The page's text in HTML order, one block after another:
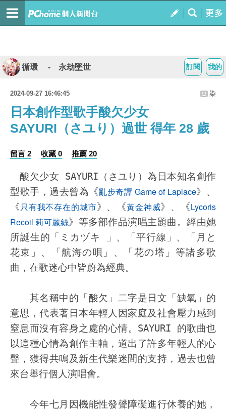
我的
訂閱
循環 - 永劫墜世
2024-09-27 16:46:45 染
日本創作型歌手酸欠少女
SAYURI（さユり）過世 得年 28 歲
留言 2 收藏 0 推薦 20
酸欠少女 SAYURI（さユり）為日本知名創作
型歌手，過去曾為《亂步奇譚 Game of Laplace》、
《只有我不存在的城市》、《黃金神威》、《Lycoris
Recoil 莉可麗絲》等多部作品演唱主題曲。經由她
所誕生的「ミカヅキ
」、「平行線」、「月と
花束」、「航海の唄」、「花の塔」等諸多歌
曲，在歌迷心中皆蔚為經典。
其名稱中的「酸欠」二字是日文「缺氧」的
意思，代表著日本年輕人因家庭及社會壓力感到
窒息而沒有容身之處的心情。SAYURI 的歌曲也
以這種心情為創作主軸，道出了許多年輕人的心
聲，獲得共鳴及新生代樂迷間的支持，過去也曾
來台舉行個人演唱會。
今年七月因機能性發聲障礙進行休養的她，